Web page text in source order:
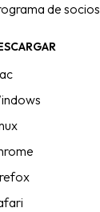
de socios